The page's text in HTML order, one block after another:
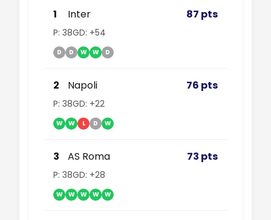
1 Inter 87 pts
P: 38GD: +54
D D W W D
2 Napoli 76 pts
P: 38GD: +22
W W L D W
3 AS Roma 73 pts
P: 38GD: +28
W W W W W